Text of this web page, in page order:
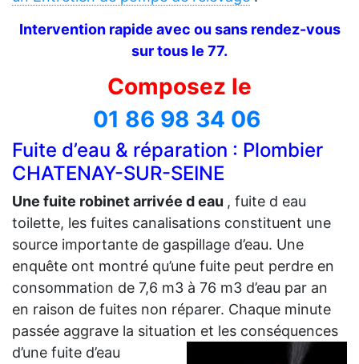
Intervention rapide avec ou sans rendez-vous
sur tous le 77.
Composez le
01 86 98 34 06
Fuite d’eau & réparation : Plombier
CHATENAY-SUR-SEINE
Une fuite robinet arrivée d eau , fuite d eau
toilette, les fuites canalisations constituent une
source importante de gaspillage d’eau. Une
enquête ont montré qu’une fuite peut perdre en
consommation de 7,6 m3 à 76 m3 d’eau par an
en raison de fuites non réparer. Chaque minute
passée aggrave la situation et les conséquences
d’une fuite d’eau